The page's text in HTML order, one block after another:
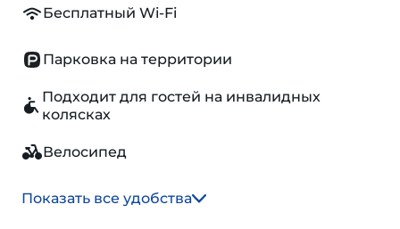
Бесплатный Wi-Fi
Парковка на территории
Подходит для гостей на инвалидных
колясках
Велосипед
Показать все удобства